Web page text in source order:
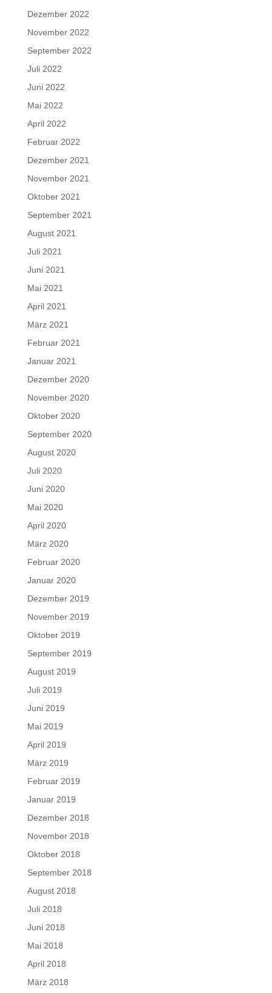
Dezember 2022
November 2022
September 2022
Juli 2022
Juni 2022
Mai 2022
April 2022
Februar 2022
Dezember 2021
November 2021
Oktober 2021
September 2021
August 2021
Juli 2021
Juni 2021
Mai 2021
April 2021
März 2021
Februar 2021
Januar 2021
Dezember 2020
November 2020
Oktober 2020
September 2020
August 2020
Juli 2020
Juni 2020
Mai 2020
April 2020
März 2020
Februar 2020
Januar 2020
Dezember 2019
November 2019
Oktober 2019
September 2019
August 2019
Juli 2019
Juni 2019
Mai 2019
April 2019
März 2019
Februar 2019
Januar 2019
Dezember 2018
November 2018
Oktober 2018
September 2018
August 2018
Juli 2018
Juni 2018
Mai 2018
April 2018
März 2018